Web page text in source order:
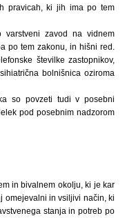
pravicah, ki jih ima po tem
varstveni zavod na vidnem
po tem zakonu, in hišni red.
številke zastopnikov,
bolnišnica oziroma
so povzeti tudi v posebni
pod posebnim nadzorom
in bivalnem okolju, ki je kar
omejevalni in vsiljivi način, ki
stanja in potreb po